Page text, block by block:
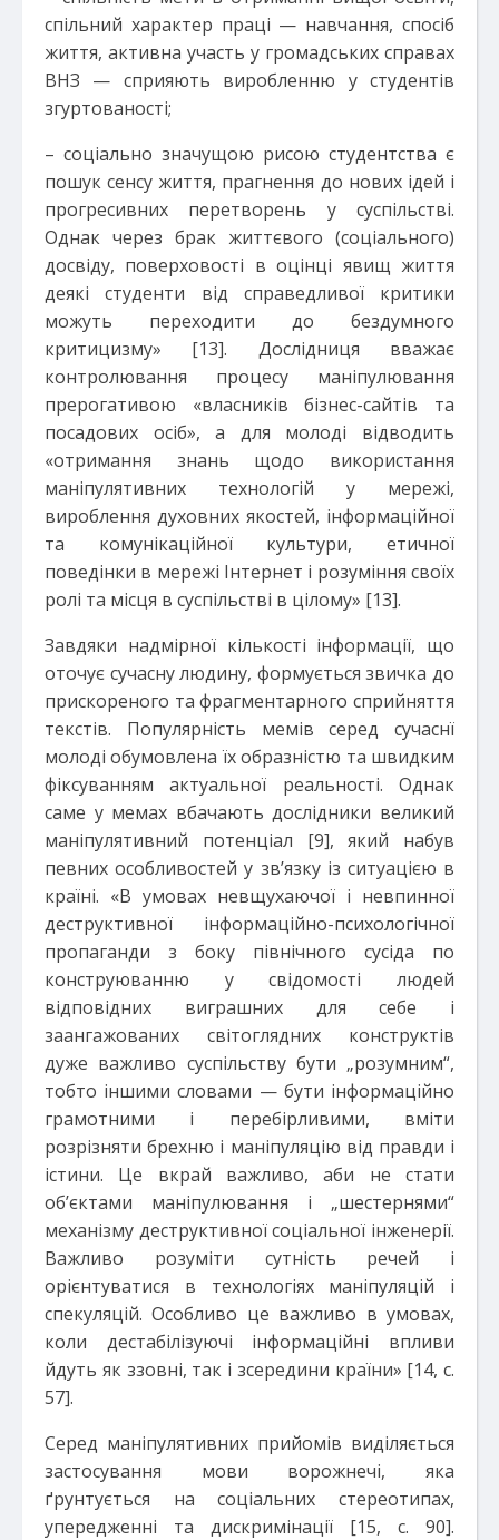
спільний характер праці — навчання, спосіб
життя, активна участь у громадських справах
ВНЗ — сприяють виробленню у студентів
згуртованості;
– соціально значущою рисою студентства є
пошук сенсу життя, прагнення до нових ідей і
прогресивних перетворень у суспільстві.
Однак через брак життєвого (соціального)
досвіду, поверховості в оцінці явищ життя
деякі студенти від справедливої критики
можуть переходити до бездумного
критицизму» [13]. Дослідниця вважає
контролювання процесу маніпулювання
прерогативою «власників бізнес-сайтів та
посадових осіб», а для молоді відводить
«отримання знань щодо використання
маніпулятивних технологій у мережі,
вироблення духовних якостей, інформаційної
та комунікаційної культури, етичної
поведінки в мережі Інтернет і розуміння своїх
ролі та місця в суспільстві в цілому» [13].
Завдяки надмірної кількості інформації, що
оточує сучасну людину, формується звичка до
прискореного та фрагментарного сприйняття
текстів. Популярність мемів серед сучаснї
молоді обумовлена їх образністю та швидким
фіксуванням актуальної реальності. Однак
саме у мемах вбачають дослідники великий
маніпулятивний потенціал [9], який набув
певних особливостей у зв’язку із ситуацією в
країні. «В умовах невщухаючої і невпинної
деструктивної інформаційно-психологічної
пропаганди з боку північного сусіда по
конструюванню у свідомості людей
відповідних виграшних для себе і
заангажованих світоглядних конструктів
дуже важливо суспільству бути „розумним“,
тобто іншими словами — бути інформаційно
грамотними і перебірливими, вміти
розрізняти брехню і маніпуляцію від правди і
істини. Це вкрай важливо, аби не стати
об’єктами маніпулювання і „шестернями“
механізму деструктивної соціальної інженерії.
Важливо розуміти сутність речей і
орієнтуватися в технологіях маніпуляцій і
спекуляцій. Особливо це важливо в умовах,
коли дестабілізуючі інформаційні впливи
йдуть як ззовні, так і зсередини країни» [14, с.
57].
Серед маніпулятивних прийомів виділяється
застосування мови ворожнечі, яка
ґрунтується на соціальних стереотипах,
упередженні та дискримінації [15, с. 90].